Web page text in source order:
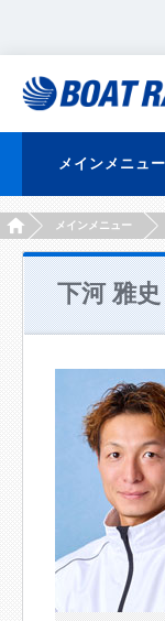
メインメニュー
HOMEメインメニュー
下河 雅